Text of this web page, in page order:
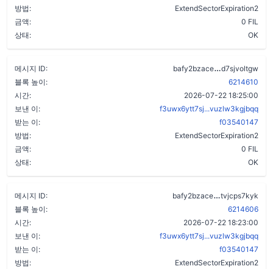
방법:
ExtendSectorExpiration2
금액:
0 FIL
상태:
OK
메시지 ID: bafy2bzace
d7sjvoltgw
블록 높이:
6214610
시간:
2026-07-22 18:25:00
보낸 이:
f3uwx6ytt7sj...vuzlw3kgjbqq
받는 이:
f03540147
방법:
ExtendSectorExpiration2
금액:
0 FIL
상태:
OK
메시지 ID: bafy2bzace
tvjcps7kyk
블록 높이:
6214606
시간:
2026-07-22 18:23:00
보낸 이:
f3uwx6ytt7sj...vuzlw3kgjbqq
받는 이:
f03540147
방법:
ExtendSectorExpiration2